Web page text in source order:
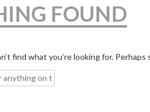
FOUND
find what you’re looking for. Perhaps